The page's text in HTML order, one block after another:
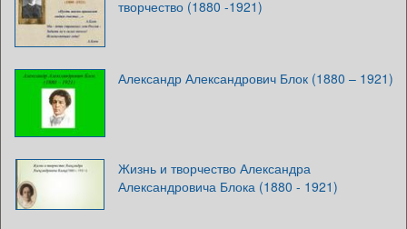
творчество (1880 -1921)
Александр Александрович Блок (1880 – 1921)
Жизнь и творчество Александра
Александровича Блока (1880 - 1921)